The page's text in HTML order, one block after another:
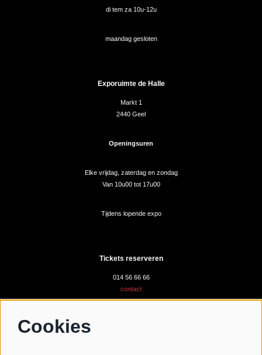
di tem za 10u-12u
maandag gesloten
Exporuimte de Halle
Markt 1
2440 Geel
Openingsuren
Elke vrijdag, zaterdag en zondag
Van 10u00 tot 17u00
Tijdens lopende expo
Tickets reserveren
014 56 66 66
contact
Cookies